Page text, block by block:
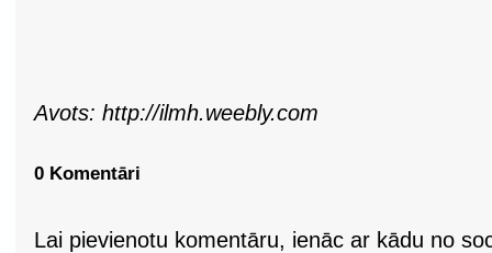
Avots: http://ilmh.weebly.com
0 Komentāri
Lai pievienotu komentāru, ienāc ar kādu no